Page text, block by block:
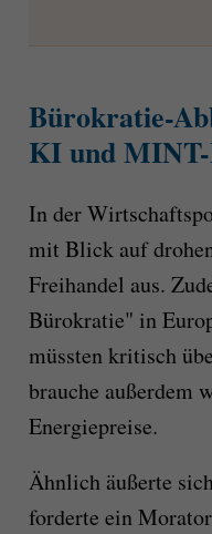
Bürokratie-
KI und MINT-
In der
mit Blick auf
Freihandel aus.
Bürokratie" in
müssten kritisch
brauche außerdem
Energiepreise.
Ähnlich äußerte
forderte ein